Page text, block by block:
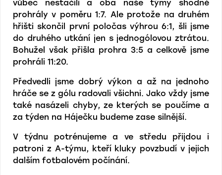
vůbec nestačili a oba naše týmy shodně
prohrály v poměru 1:7. Ale protože na druhém
hřišti skončil první poločas výhrou 6:1, šli jsme
do druhého utkání jen s jednogólovou ztrátou.
Bohužel však přišla prohra 3:5 a celkově jsme
prohráli 11:20.
Předvedli jsme dobrý výkon a až na jednoho
hráče se z gólu radovali všichni. Jako vždy jsme
také nasázeli chyby, ze kterých se poučíme a
za týden na Háječku budeme zase silnější.
V týdnu potrénujeme a ve středu přijdou i
patroni z A-týmu, kteří kluky povzbudí v jejich
dalším fotbalovém počínání.